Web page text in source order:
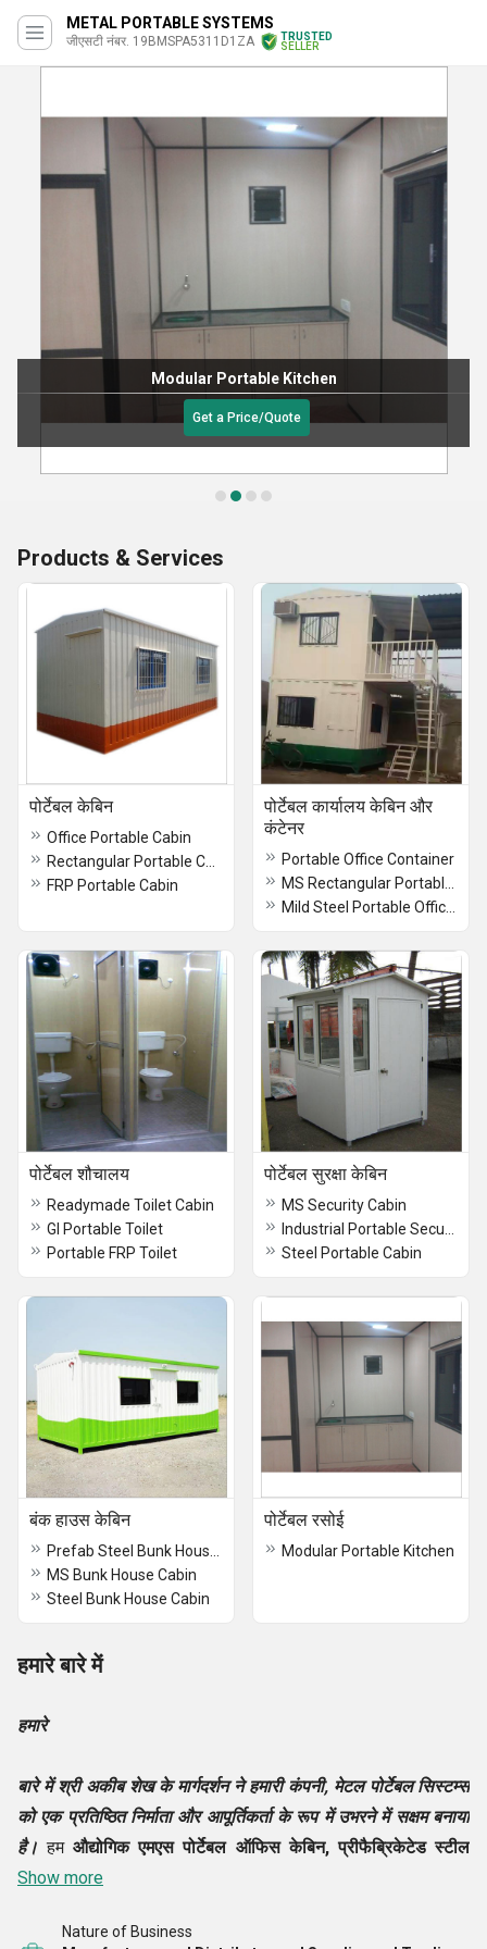
METAL PORTABLE SYSTEMS
जीएसटी नंबर. 19BMSPA5311D1ZA
TRUSTED
SELLER
Modular Portable Kitchen
Get a Price/Quote
Products & Services
पोर्टेबल केबिन
Office Portable Cabin
FRP Portable Cabin
पोर्टेबल कार्यालय केबिन और
कंटेनर
Portable Office Container
पोर्टेबल शौचालय
Readymade Toilet Cabin
GI Portable Toilet
Portable FRP Toilet
पोर्टेबल सुरक्षा केबिन
MS Security Cabin
Steel Portable Cabin
बंक हाउस केबिन
MS Bunk House Cabin
Steel Bunk House Cabin
पोर्टेबल रसोई
Modular Portable Kitchen
हमारे बारे में
हमारे
बारे मेंश्री अकीब शेखके मार्गदर्शन ने हमारी कंपनी, मेटल पोर्टेबल सिस्टम्स
को एक प्रतिष्ठित निर्माता और आपूर्तिकर्ता के रूप में उभरने में सक्षम बनाया
है। हम औद्योगिक एमएस पोर्टेबल ऑफिस केबिन, प्रीफैब्रिकेटेड स्टील
ऑफिस कंटेनर, एमएस पोर्टा केबिन, पोर्टेबल किचन आदि बनाने के लिए
हमारे द्वारा पेश किए गए उत्पाद प्रीमियम गुणवत्ता वाले कच्चे माल का उपयोग
Show more
Nature of Business